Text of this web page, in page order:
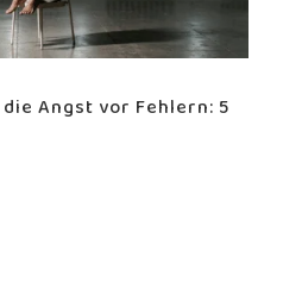
Angst vor Fehlern: 5